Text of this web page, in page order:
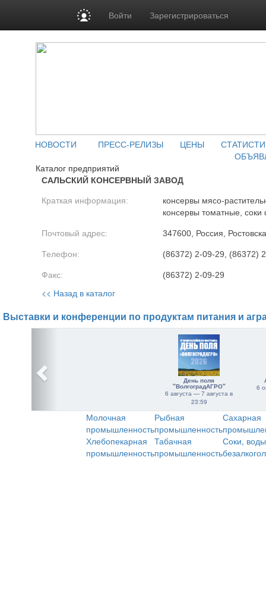
Войти Зарегистрироваться
НОВОСТИ ПРЕСС-РЕЛИЗЫ ЦЕНЫ
Каталог предприятий
САЛЬСКИЙ КОНСЕРВНЫЙ ЗАВОД
Краткая информация:
консервы мясо-
консервы томатные, соки
Почтовый адрес: 347600, Россия,
Телефон: (86372) 2-09-29, (86372)
Факс: (86372) 2-09-29
<< Назад в каталог
Выставки и конференции по продуктам питания и
День поля
"ВолгоградАГРО"
6 августа — 7 августа в
23:59
6
Молочная
промышленность
Рыбная
промышленность
Сахарная
Хлебопекарная
промышленность
Табачная
промышленность
Соки,